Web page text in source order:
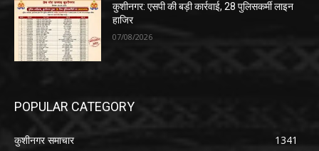
कुशीनगर: एसपी की बड़ी कार्रवाई, 28 पुलिसकर्मी लाइन
हाजिर
07/08/2026
POPULAR CATEGORY
कुशीनगर समाचार
1341